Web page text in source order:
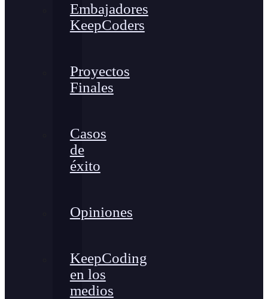
Embajadores
KeepCoders
Proyectos
Finales
Casos
de
éxito
Opiniones
KeepCoding
en los
medios